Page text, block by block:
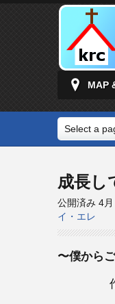
MAP
Select a
成長し
公開済み 4
イ・エレ
〜僕から